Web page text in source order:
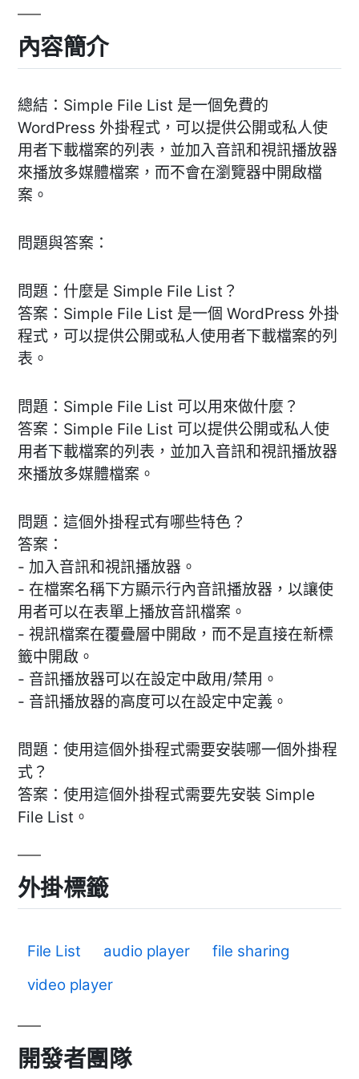
內容簡介
總結：Simple File List 是一個免費的
WordPress 外掛程式，可以提供公開或私人使
用者下載檔案的列表，並加入音訊和視訊播放器
來播放多媒體檔案，而不會在瀏覽器中開啟檔
案。
問題與答案：
問題：什麼是 Simple File List？
答案：Simple File List 是一個 WordPress 外掛
程式，可以提供公開或私人使用者下載檔案的列
表。
問題：Simple File List 可以用來做什麼？
答案：Simple File List 可以提供公開或私人使
用者下載檔案的列表，並加入音訊和視訊播放器
來播放多媒體檔案。
問題：這個外掛程式有哪些特色？
答案：
- 加入音訊和視訊播放器。
- 在檔案名稱下方顯示行內音訊播放器，以讓使
用者可以在表單上播放音訊檔案。
- 視訊檔案在覆疊層中開啟，而不是直接在新標
籤中開啟。
- 音訊播放器可以在設定中啟用/禁用。
- 音訊播放器的高度可以在設定中定義。
問題：使用這個外掛程式需要安裝哪一個外掛程
式？
答案：使用這個外掛程式需要先安裝 Simple
File List。
外掛標籤
File List audio player
file sharing
video player
開發者團隊